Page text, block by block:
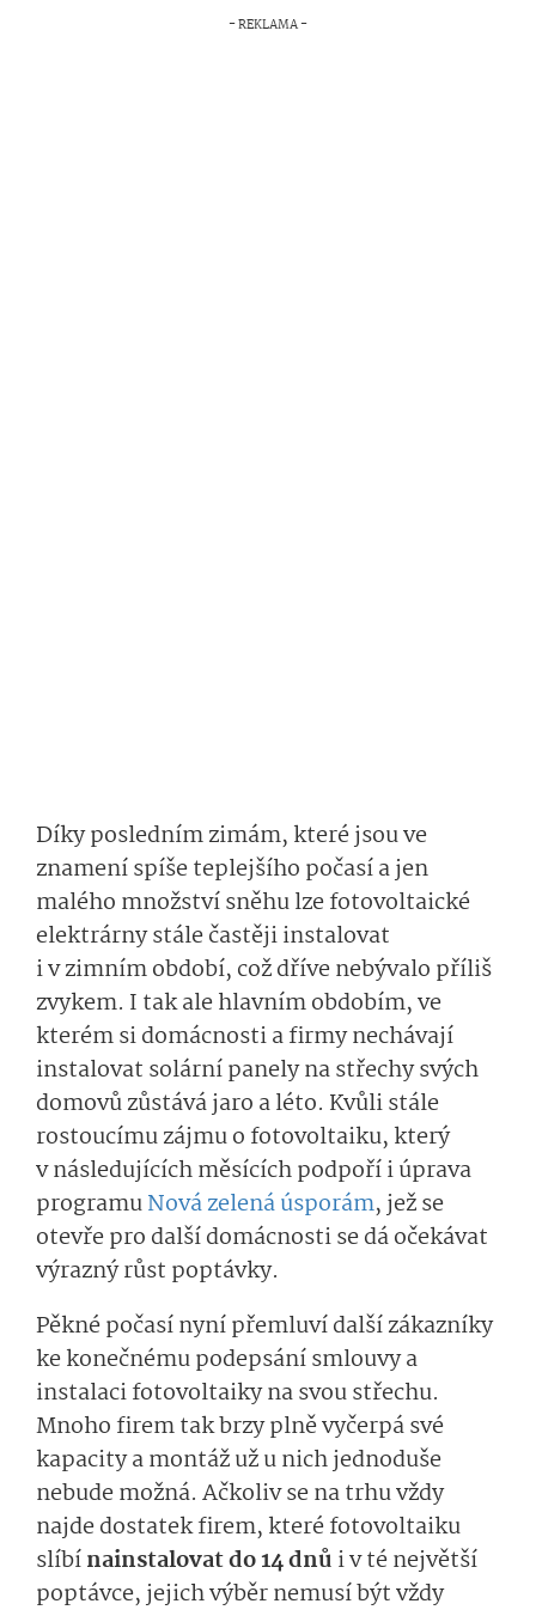
Díky posledním zimám, které jsou ve
znamení spíše teplejšího počasí a jen
malého množství sněhu lze fotovoltaické
elektrárny stále častěji instalovat
i v zimním období, což dříve nebývalo příliš
zvykem. I tak ale hlavním obdobím, ve
kterém si domácnosti a firmy nechávají
instalovat solární panely na střechy svých
domovů zůstává jaro a léto. Kvůli stále
rostoucímu zájmu o fotovoltaiku, který
v následujících měsících podpoří i úprava
programuNová zelená úsporám, jež se
otevře pro další domácnosti se dá očekávat
výrazný růst poptávky.
Pěkné počasí nyní přemluví další zákazníky
ke konečnému podepsání smlouvy a
instalaci fotovoltaiky na svou střechu.
Mnoho firem tak brzy plně vyčerpá své
kapacity a montáž už u nich jednoduše
nebude možná. Ačkoliv se na trhu vždy
najde dostatek firem, které fotovoltaiku
slíbínainstalovat do 14 dnů i v té největší
poptávce, jejich výběr nemusí být vždy